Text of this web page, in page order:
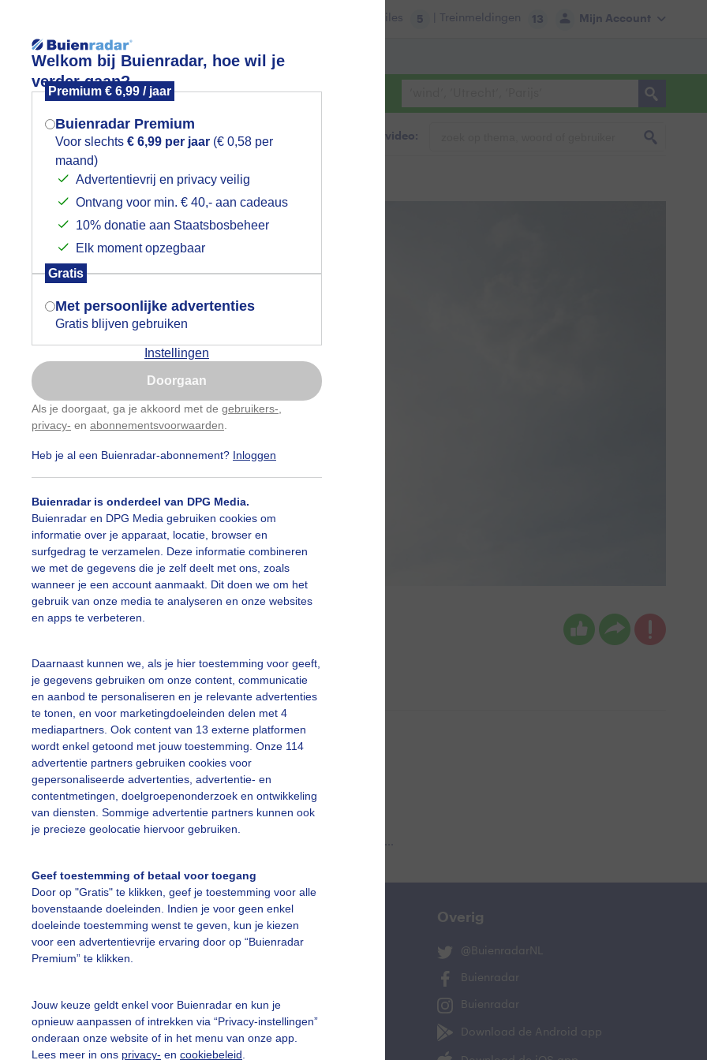
Welkom bij Buienradar, hoe wil je
verder gaan?
Premium € 6,99 / jaar
Buienradar Premium
Voor slechts € 6,99 per jaar (€ 0,58 per
maand)
Advertentievrij en privacy veilig
Ontvang voor min. € 40,- aan cadeaus
10% donatie aan Staatsbosbeheer
Elk moment opzegbaar
Gratis
Met persoonlijke advertenties
Gratis blijven gebruiken
Instellingen
Doorgaan
Als je doorgaat, ga je akkoord met de gebruikers-
privacy- en abonnementsvoorwaarden
Heb je al een Buienradar-abonnement? Inloggen
Buienradar is onderdeel van DPG Media.
Buienradar en DPG Media gebruiken cookies om
informatie over je apparaat, locatie, browser en
surfgedrag te verzamelen. Deze informatie combineren
we met de gegevens die je zelf deelt met ons, zoals
wanneer je een account aanmaakt. Dit doen we om het
gebruik van onze media te analyseren en onze websites
en apps te verbeteren.
Daarnaast kunnen we, als je hier toestemming voor geeft,
je gegevens gebruiken om onze content, communicatie
en aanbod te personaliseren en je relevante advertenties
te tonen, en voor marketingdoeleinden delen met 4
mediapartners. Ook content van 13 externe platformen
wordt enkel getoond met jouw toestemming. Onze 114
advertentie partners gebruiken cookies voor
gepersonaliseerde advertenties, advertentie- en
contentmetingen, doelgroepenonderzoek en ontwikkeling
van diensten. Sommige advertentie partners kunnen ook
je precieze geolocatie hiervoor gebruiken.
Geef toestemming of betaal voor toegang
Door op "Gratis" te klikken, geef je toestemming voor alle
bovenstaande doeleinden. Indien je voor geen enkel
doeleinde toestemming wenst te geven, kun je kiezen
voor een advertentievrije ervaring door op “Buienradar
Premium” te klikken.
Jouw keuze geldt enkel voor Buienradar en kun je
opnieuw aanpassen of intrekken via “Privacy-instellingen”
onderaan onze website of in het menu van onze app.
Lees meer in ons privacy- en cookiebeleid
Mijn Account
Files 5 | Treinmeldingen 13
Lees meer.
Foto en video Weerzine
Zoeken in foto & video:
om de zon brengt regen in de ton
slideshow
vragen
Mijn weer
De Bilt
Overig
@BuienradarNL
Buienradar
Buienradar
Download de Android app
Mogen we je locatie gebruiken voor
het weer?
Indien je hier nog geen akkoord op hebt
gegeven, verschijnt er zo een pop-up uit
je browser waarin deze toestemming
gevraagd wordt.
Is goed, toon de popup
Nu niet, misschien later
Gebruik je Safari en wil je niet elke dag deze pop-up
Klikhierom dit aan te passen